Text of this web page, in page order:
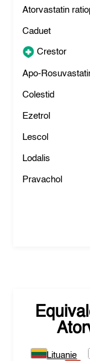
Atorvastatin
Caduet
Crestor
Apo-
Colestid
Ezetrol
Lescol
Lodalis
Pravachol
Lituanie